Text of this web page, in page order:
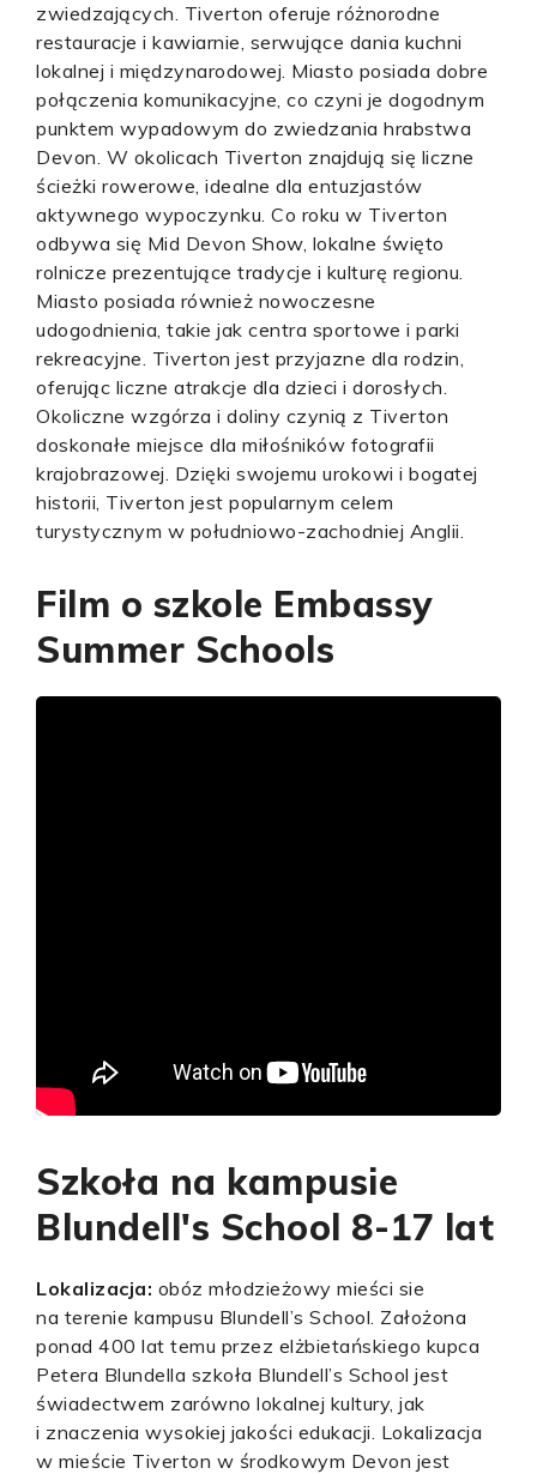
zwiedzających. Tiverton oferuje różnorodne
restauracje i kawiarnie, serwujące dania kuchni
lokalnej i międzynarodowej. Miasto posiada dobre
połączenia komunikacyjne, co czyni je dogodnym
punktem wypadowym do zwiedzania hrabstwa
Devon. W okolicach Tiverton znajdują się liczne
ścieżki rowerowe, idealne dla entuzjastów
aktywnego wypoczynku. Co roku w Tiverton
odbywa się Mid Devon Show, lokalne święto
rolnicze prezentujące tradycje i kulturę regionu.
Miasto posiada również nowoczesne
udogodnienia, takie jak centra sportowe i parki
rekreacyjne. Tiverton jest przyjazne dla rodzin,
oferując liczne atrakcje dla dzieci i dorosłych.
Okoliczne wzgórza i doliny czynią z Tiverton
doskonałe miejsce dla miłośników fotografii
krajobrazowej. Dzięki swojemu urokowi i bogatej
historii, Tiverton jest popularnym celem
turystycznym w południowo-zachodniej Anglii.
Film o szkole Embassy
Summer Schools
Szkoła na kampusie
Blundell's School 8-17 lat
Lokalizacja: obóz młodzieżowy mieści sie
na terenie kampusu Blundell’s School. Założona
ponad 400 lat temu przez elżbietańskiego kupca
Petera Blundella szkoła Blundell’s School jest
świadectwem zarówno lokalnej kultury, jak
i znaczenia wysokiej jakości edukacji. Lokalizacja
w mieście Tiverton w środkowym Devon jest